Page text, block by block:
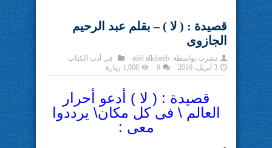
قصيدة : ( لا ) – بقلم عبد الرحيم
الجازوى
نشرت بواسطة: adel alkhateb في أدب الكتاب
3 أبريل، 2016
0 1,008 زيارة
قصيدة : ( لا ) أدعو أحرار
العالم \ فى كل مكان\ يرددوا
معى :